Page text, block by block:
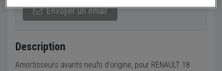
Envoyer un email
Description
Amortisseurs avants neufs d'origine, pour RENAULT 18